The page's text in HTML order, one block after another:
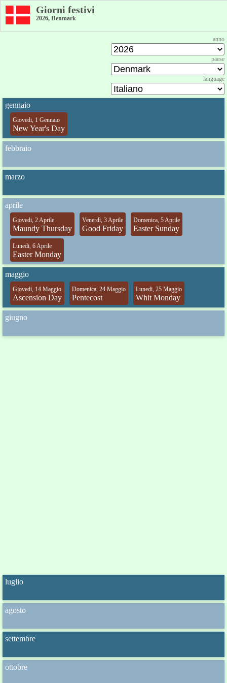
Giorni festivi
2026, Denmark
anno
paese
language
gennaio
Giovedi, 1 Gennaio
New Year's Day
febbraio
marzo
aprile
Giovedi, 2 Aprile
Maundy Thursday
Venerdì, 3 Aprile
Good Friday
Domenica, 5 Aprile
Easter Sunday
Lunedi, 6 Aprile
Easter Monday
maggio
Giovedi, 14 Maggio
Ascension Day
Domenica, 24 Maggio
Pentecost
Lunedi, 25 Maggio
Whit Monday
giugno
luglio
agosto
settembre
ottobre